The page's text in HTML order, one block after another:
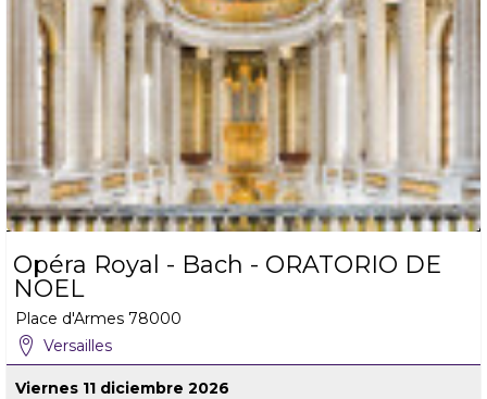
Opéra Royal - Bach - ORATORIO DE
NOEL
Place d'Armes 78000
Versailles
Viernes 11 diciembre 2026